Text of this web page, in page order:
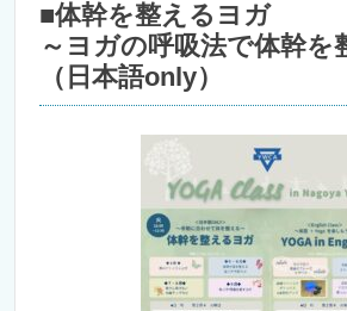
■体幹を整えるヨガ
～ヨガの呼吸法で体幹を
（日本語only）